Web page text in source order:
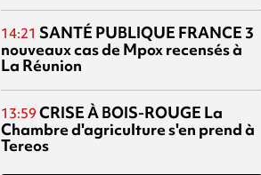
14:21 SANTÉ PUBLIQUE FRANCE 3
nouveaux cas de Mpox recensés à
La Réunion
13:59 CRISE À BOIS-ROUGE La
Chambre d'agriculture s'en prend à
Tereos